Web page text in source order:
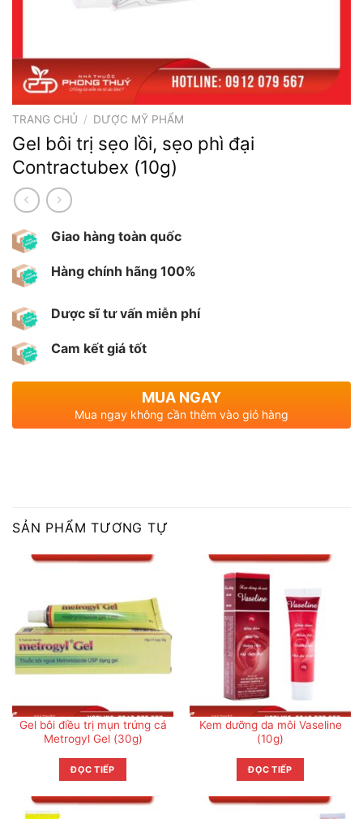
TRANG CHỦ / DƯỢC MỸ PHẨM
Gel bôi trị sẹo lồi, sẹo phì đại
Contractubex (10g)
Giao hàng toàn quốc
Hàng chính hãng 100%
Dược sĩ tư vấn miễn phí
Cam kết giá tốt
MUA NGAY
Mua ngay không cần thêm vào giỏ hàng
SẢN PHẨM TƯƠNG TỰ
Gel bôi điều trị mụn trứng cá
Metrogyl Gel (30g)
ĐỌC TIẾP
Kem dưỡng da môi Vaseline
(10g)
ĐỌC TIẾP